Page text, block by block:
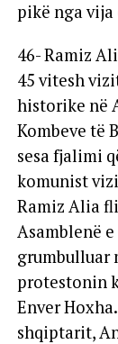
pikë nga vija
46- Ramiz
45 vitesh
historike në
Kombeve të
sesa fjalimi
komunist
Ramiz Alia
Asamblenë
grumbulluar
protestonin
Enver
shqiptarit,